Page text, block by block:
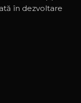
în dezvoltare